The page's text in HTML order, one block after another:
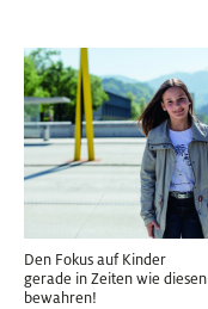
Den Fokus auf Kinder
gerade in Zeiten wie diesen
bewahren!